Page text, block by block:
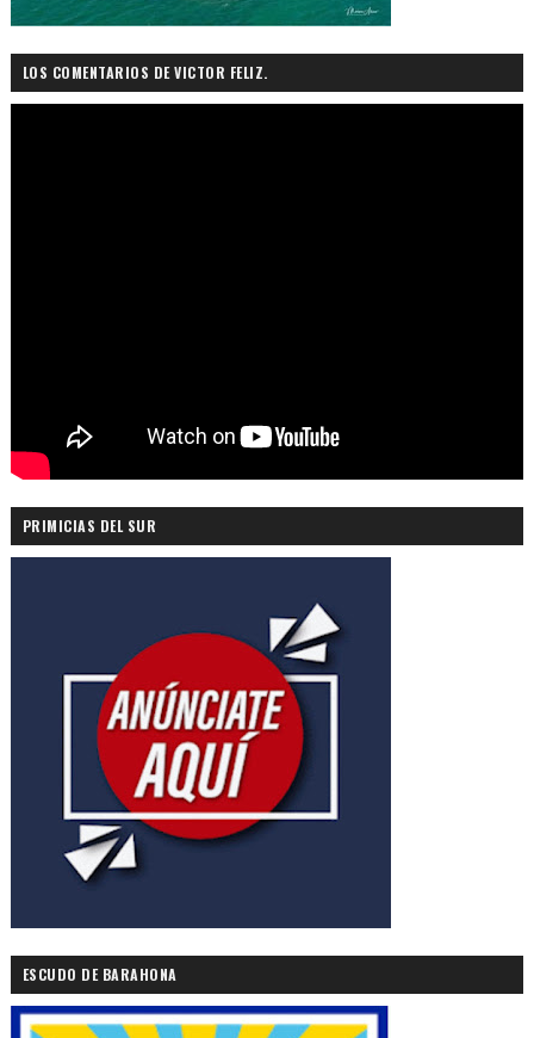
LOS COMENTARIOS DE VICTOR FELIZ.
PRIMICIAS DEL SUR
ESCUDO DE BARAHONA